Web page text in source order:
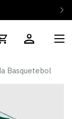
Basquetebol